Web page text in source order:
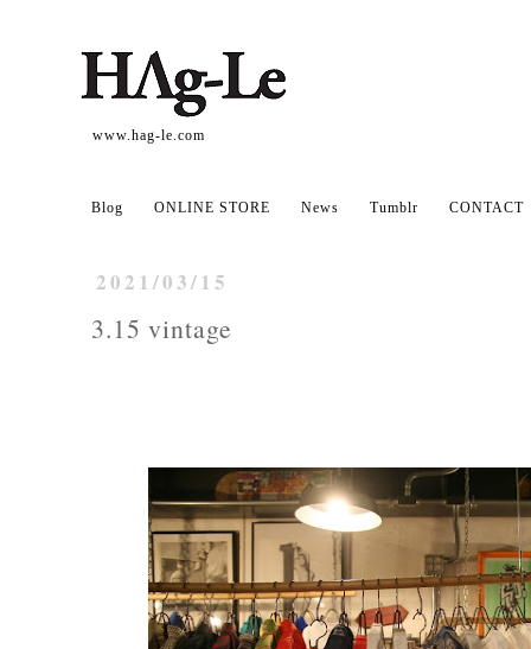
www.hag-le.com
Blog ONLINE STORE News Tumblr CONTACT
2021/03/15
3.15 vintage